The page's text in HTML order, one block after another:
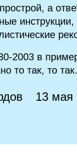
а
в
то так, то так.
13 мая